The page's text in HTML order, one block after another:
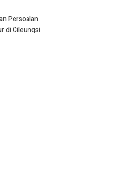
Persoalan
di Cileungsi